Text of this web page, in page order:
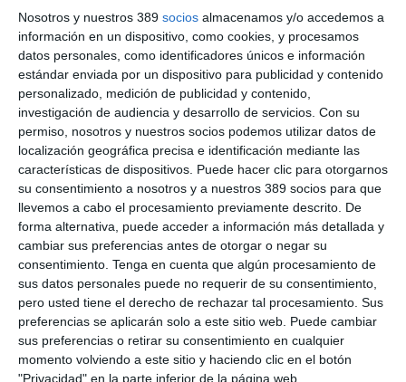
Nosotros y nuestros 389 socios almacenamos y/o accedemos a
información en un dispositivo, como cookies, y procesamos
datos personales, como identificadores únicos e información
estándar enviada por un dispositivo para publicidad y contenido
personalizado, medición de publicidad y contenido,
investigación de audiencia y desarrollo de servicios. Con su
permiso, nosotros y nuestros socios podemos utilizar datos de
localización geográfica precisa e identificación mediante las
características de dispositivos. Puede hacer clic para otorgarnos
su consentimiento a nosotros y a nuestros 389 socios para que
llevemos a cabo el procesamiento previamente descrito. De
forma alternativa, puede acceder a información más detallada y
cambiar sus preferencias antes de otorgar o negar su
consentimiento. Tenga en cuenta que algún procesamiento de
sus datos personales puede no requerir de su consentimiento,
pero usted tiene el derecho de rechazar tal procesamiento. Sus
preferencias se aplicarán solo a este sitio web. Puede cambiar
sus preferencias o retirar su consentimiento en cualquier
momento volviendo a este sitio y haciendo clic en el botón
"Privacidad" en la parte inferior de la página web.
10 años de relevos de directivos en el
sector… y lo que se avecina